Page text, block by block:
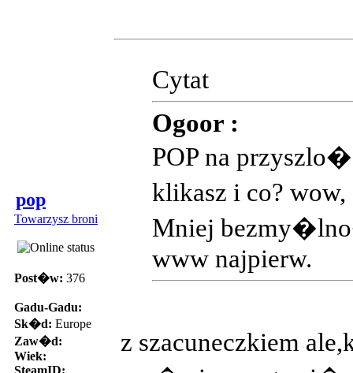
pop
Towarzysz broni
Post�w: 376
Gadu-Gadu:
Sk�d: Europe
Zaw�d:
Wiek:
SteamID:
Cytat
Ogoor :
POP na
klikasz i co?
Mniej
www najpierw.
z szacuneczkiem